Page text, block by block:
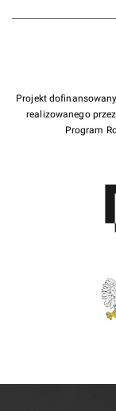
Projekt
realizowanego
Program